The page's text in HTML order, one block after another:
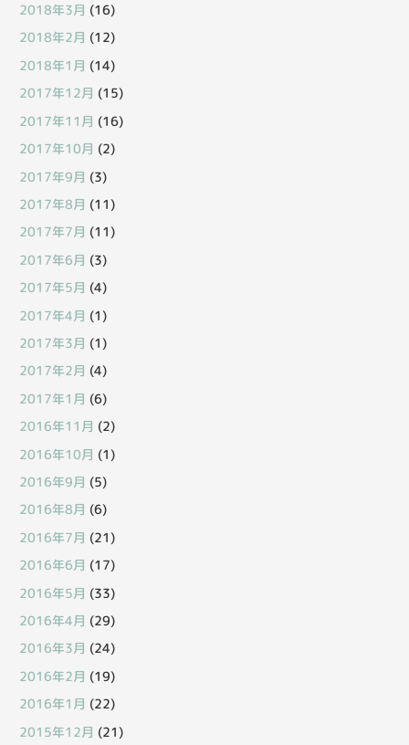
2018年3月 (16)
2018年2月 (12)
2018年1月 (14)
2017年12月 (15)
2017年11月 (16)
2017年10月 (2)
2017年9月 (3)
2017年8月 (11)
2017年7月 (11)
2017年6月 (3)
2017年5月 (4)
2017年4月 (1)
2017年3月 (1)
2017年2月 (4)
2017年1月 (6)
2016年11月 (2)
2016年10月 (1)
2016年9月 (5)
2016年8月 (6)
2016年7月 (21)
2016年6月 (17)
2016年5月 (33)
2016年4月 (29)
2016年3月 (24)
2016年2月 (19)
2016年1月 (22)
2015年12月 (21)